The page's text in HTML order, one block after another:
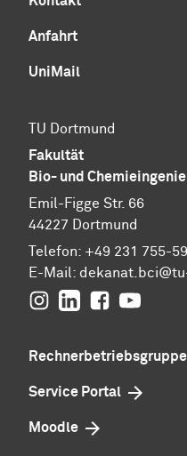
Anfahrt
UniMail
TU Dortmund
Fakultät
Bio- und
Emil-Figge Str. 66
44227 Dortmund
Telefon: +49 231 755-
E-Mail:
InstagramLinkedinFacebook
youtube
Rechnerbetriebsgruppe
Service Portal
Moodle